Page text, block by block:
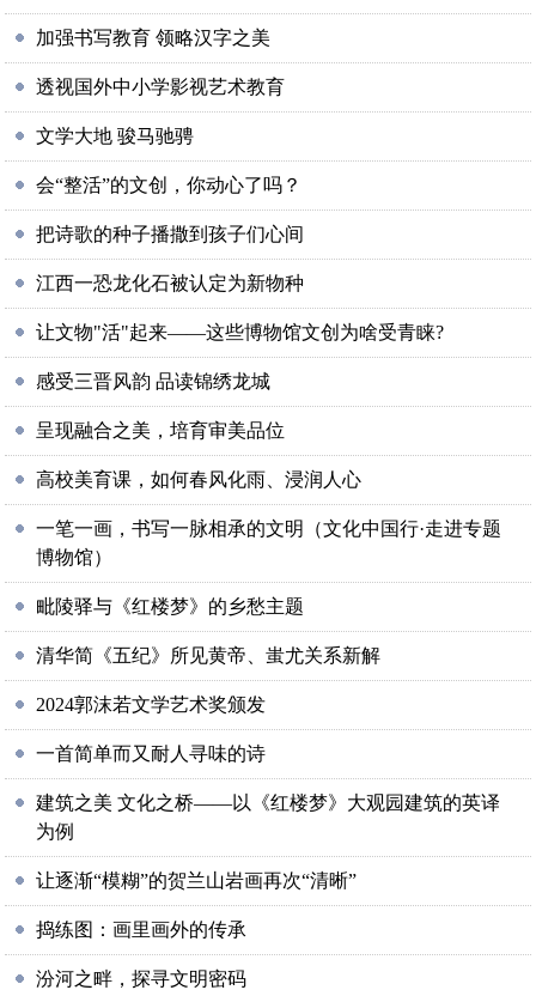
加强书写教育 领略汉字之美
透视国外中小学影视艺术教育
文学大地 骏马驰骋
会“整活”的文创，你动心了吗？
把诗歌的种子播撒到孩子们心间
江西一恐龙化石被认定为新物种
让文物"活"起来——这些博物馆文创为啥受青睐?
感受三晋风韵 品读锦绣龙城
呈现融合之美，培育审美品位
高校美育课，如何春风化雨、浸润人心
一笔一画，书写一脉相承的文明（文化中国行·走进专题
博物馆）
毗陵驿与《红楼梦》的乡愁主题
清华简《五纪》所见黄帝、蚩尤关系新解
2024郭沫若文学艺术奖颁发
一首简单而又耐人寻味的诗
建筑之美 文化之桥——以《红楼梦》大观园建筑的英译
为例
让逐渐“模糊”的贺兰山岩画再次“清晰”
捣练图：画里画外的传承
汾河之畔，探寻文明密码